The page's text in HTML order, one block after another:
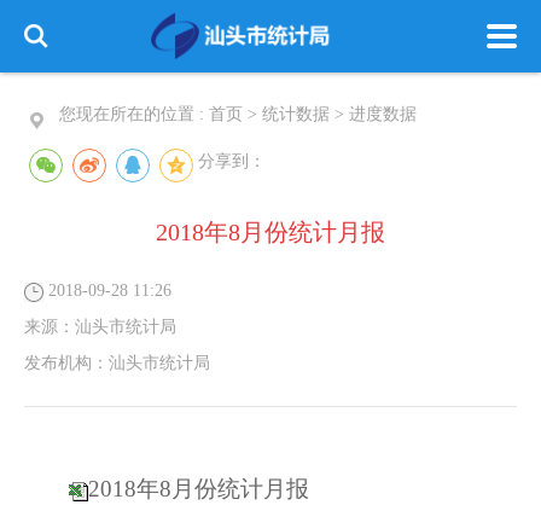
您现在所在的位置 : 首页 > 统计数据 > 进度数据
分享到：
2018年8月份统计月报
2018-09-28 11:26
来源： 汕头市统计局
发布机构： 汕头市统计局
2018年8月份统计月报